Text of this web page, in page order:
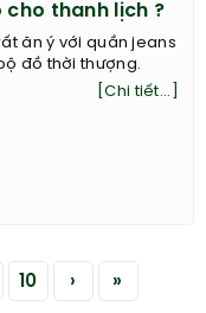
cho thanh lịch ?
ăn ý với quần jeans
đồ thời thượng.
[Chi tiết...]
10 › »